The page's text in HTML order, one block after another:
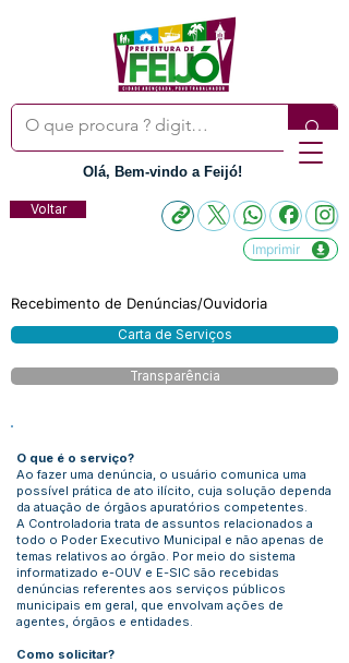
Olá, Bem-vindo a Feijó!
Voltar
Imprimir
Recebimento de Denúncias/Ouvidoria
Carta de Serviços
Transparência
O que é o serviço?
Ao fazer uma denúncia, o usuário comunica uma
possível prática de ato ilícito, cuja solução dependa
da atuação de órgãos apuratórios competentes.
A Controladoria trata de assuntos relacionados a
todo o Poder Executivo Municipal e não apenas de
temas relativos ao órgão. Por meio do sistema
informatizado e-OUV e E-SIC são recebidas
denúncias referentes aos serviços públicos
municipais em geral, que envolvam ações de
agentes, órgãos e entidades.
Como solicitar?